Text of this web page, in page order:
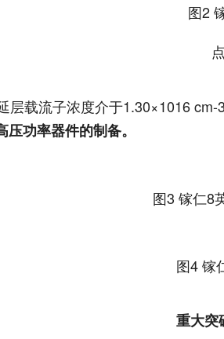
图2
层载流子浓度介于1.30×1016
功率器件的制备。
图3 镓仁8
图4 镓
重大突